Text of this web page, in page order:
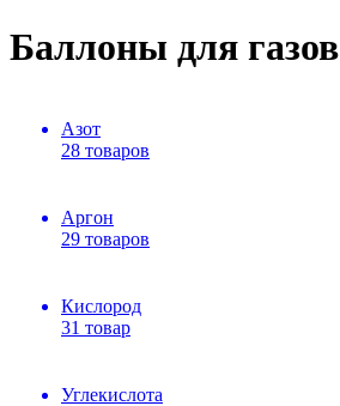
Баллоны для газов
Азот
28 товаров
Аргон
29 товаров
Кислород
31 товар
Углекислота